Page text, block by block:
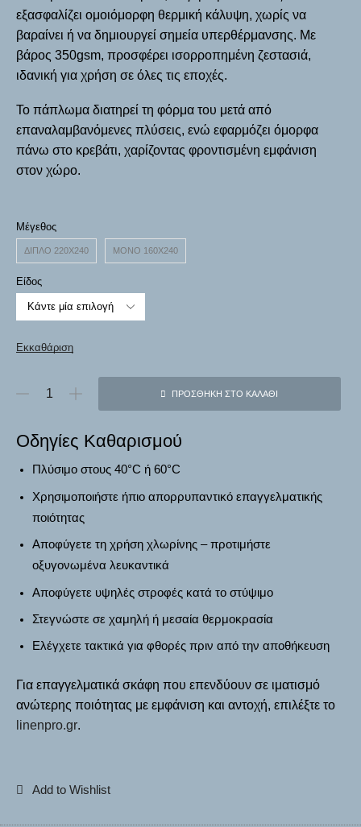
εξασφαλίζει ομοιόμορφη θερμική κάλυψη, χωρίς να
βαραίνει ή να δημιουργεί σημεία υπερθέρμανσης. Με
βάρος 350gsm, προσφέρει ισορροπημένη ζεστασιά,
ιδανική για χρήση σε όλες τις εποχές.
Το πάπλωμα διατηρεί τη φόρμα του μετά από
επαναλαμβανόμενες πλύσεις, ενώ εφαρμόζει όμορφα
πάνω στο κρεβάτι, χαρίζοντας φροντισμένη εμφάνιση
στον χώρο.
Μέγεθος
ΔΙΠΛΌ 220Χ240 ΜΟΝΌ 160Χ240
Είδος
Εκκαθάριση
ΠΡΟΣΘΉΚΗ ΣΤΟ ΚΑΛΆΘΙ
Οδηγίες Καθαρισμού
Πλύσιμο στους 40°C ή 60°C
Χρησιμοποιήστε ήπιο απορρυπαντικό επαγγελματικής
ποιότητας
Αποφύγετε τη χρήση χλωρίνης – προτιμήστε
οξυγονωμένα λευκαντικά
Αποφύγετε υψηλές στροφές κατά το στύψιμο
Στεγνώστε σε χαμηλή ή μεσαία θερμοκρασία
Ελέγχετε τακτικά για φθορές πριν από την αποθήκευση
Για επαγγελματικά σκάφη που επενδύουν σε ιματισμό
ανώτερης ποιότητας με εμφάνιση και αντοχή, επιλέξτε το
linenpro.gr.
Add to Wishlist